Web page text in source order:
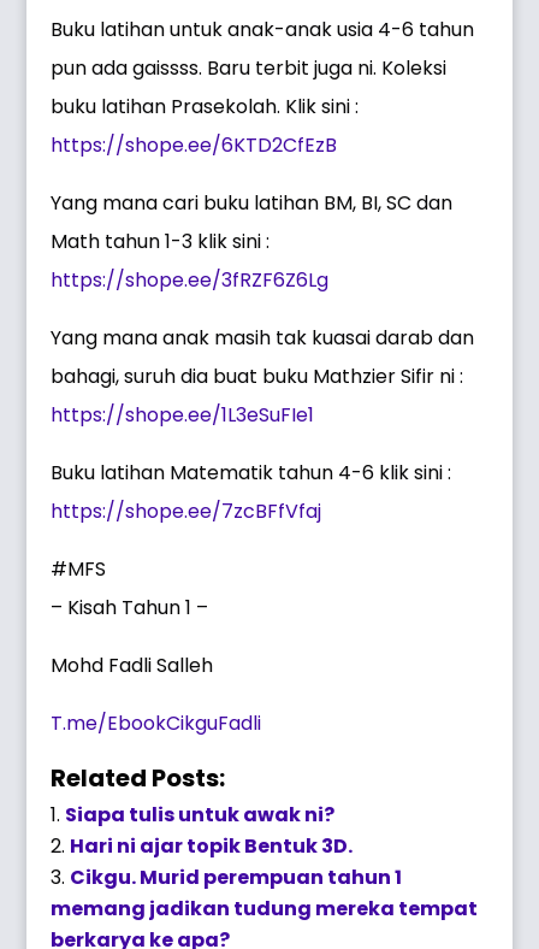
Buku latihan untuk anak-anak usia 4-6 tahun
pun ada gaissss. Baru terbit juga ni. Koleksi
buku latihan Prasekolah. Klik sini :
https://shope.ee/6KTD2CfEzB
Yang mana cari buku latihan BM, BI, SC dan
Math tahun 1-3 klik sini :
https://shope.ee/3fRZF6Z6Lg
Yang mana anak masih tak kuasai darab dan
bahagi, suruh dia buat buku Mathzier Sifir ni :
https://shope.ee/1L3eSuFIe1
Buku latihan Matematik tahun 4-6 klik sini :
https://shope.ee/7zcBFfVfaj
#MFS
– Kisah Tahun 1 –
Mohd Fadli Salleh
T.me/EbookCikguFadli
Related Posts:
Siapa tulis untuk awak ni?
Hari ni ajar topik Bentuk 3D.
Cikgu. Murid perempuan tahun 1
memang jadikan tudung mereka tempat
berkarya ke apa?